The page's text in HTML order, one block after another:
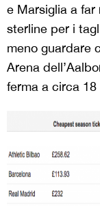
e Marsiglia a
sterline per i
meno guardare
Arena
ferma a circa 18